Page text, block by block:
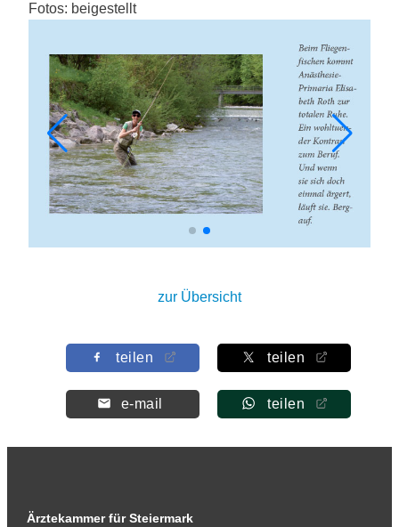
Fotos: beigestellt
zur Übersicht
teilen teilen
e-mail teilen
Ärztekammer für Steiermark